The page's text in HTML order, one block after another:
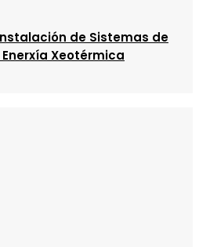
de Sistemas de
Xeotérmica